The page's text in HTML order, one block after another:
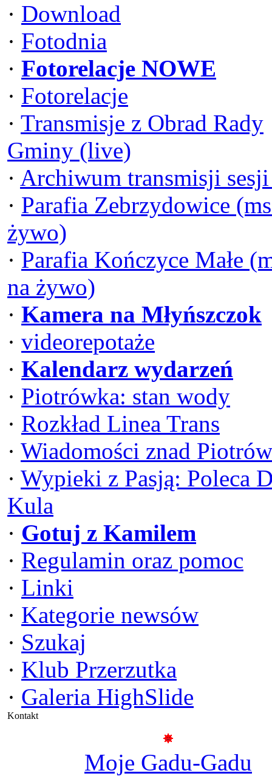
· Download
· Fotodnia
· Fotorelacje NOWE
· Fotorelacje
· Transmisje z Obrad Rady
Gminy (live)
· Archiwum transmisji
· Parafia Zebrzydowice
żywo)
· Parafia Kończyce Małe
na żywo)
· Kamera na Młyńszczok
· videorepotaże
· Kalendarz wydarzeń
· Piotrówka: stan wody
· Rozkład Linea Trans
· Wiadomości znad
· Wypieki z Pasją: Poleca
Kula
· Gotuj z Kamilem
· Regulamin oraz pomoc
· Linki
· Kategorie newsów
· Szukaj
· Klub Przerzutka
· Galeria HighSlide
Kontakt
Moje Gadu-Gadu